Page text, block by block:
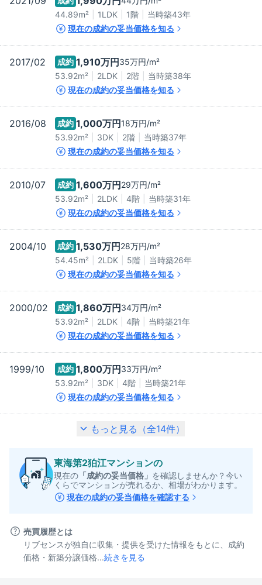
44.89m²
1LDK 1階 当時築43年
現在の成約の妥当価格を知る
2017/02 成約 1,910万円35万円/m²
53.92m²
2LDK 2階 当時築38年
現在の成約の妥当価格を知る
2016/08 成約 1,000万円18万円/m²
53.92m²
3DK 2階 当時築37年
現在の成約の妥当価格を知る
2010/07 成約 1,600万円29万円/m²
53.92m²
2LDK 4階 当時築31年
現在の成約の妥当価格を知る
2004/10 成約 1,530万円28万円/m²
54.45m²
2LDK 5階 当時築26年
現在の成約の妥当価格を知る
2000/02 成約 1,860万円34万円/m²
53.92m²
2LDK 4階 当時築21年
現在の成約の妥当価格を知る
1999/10 成約 1,800万円33万円/m²
53.92m²
3DK 4階 当時築21年
現在の成約の妥当価格を知る
もっと見る（全14件）
東海第2狛江マンションの
現在の 「成約の妥当価格」 を確認しませんか？今い
くらでマンションが売れるか、相場がわかります。
現在の成約の妥当価格を確認する
売買履歴とは
リブセンスが独自に収集・提供を受けた情報をもとに、成約
価格・新築分譲価格...続きを見る